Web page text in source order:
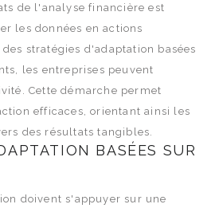
de l'analyse financière est
les données en actions
stratégies d'adaptation basées
les entreprises peuvent
Cette démarche permet
efficaces, orientant ainsi les
des résultats tangibles.
BASÉES SUR
doivent s'appuyer sur une